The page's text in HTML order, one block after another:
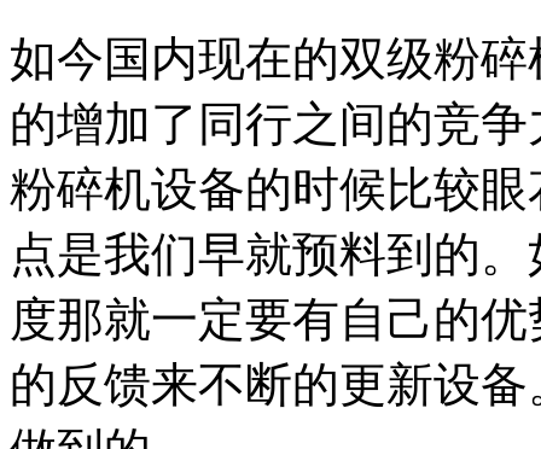
如今国内现在的双级粉
的增加了同行之间的竞
粉碎机设备的时候比较
点是我们早就预料到的
度那就一定要有自己的
的反馈来不断的更新设